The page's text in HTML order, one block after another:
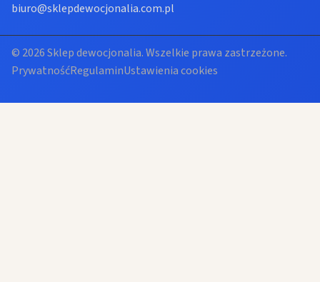
biuro@sklepdewocjonalia.com.pl
© 2026 Sklep dewocjonalia. Wszelkie prawa zastrzeżone.
PrywatnośćRegulaminUstawienia cookies